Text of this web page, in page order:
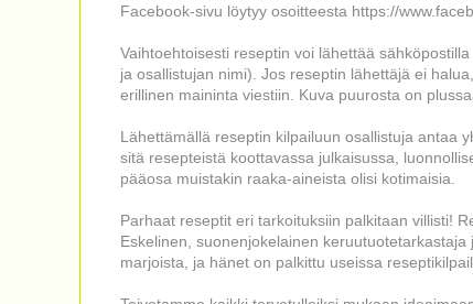
Facebook-sivu löytyy osoitteesta https://
Vaihtoehtoisesti reseptin voi lähettää
ja osallistujan nimi). Jos reseptin lähettäjä ei
erillinen maininta viestiin. Kuva puurosta on
Lähettämällä reseptin kilpailuun osallistuja antaa
sitä resepteistä koottavassa julkaisussa,
pääosa muistakin raaka-aineista olisi kotimaisia.
Parhaat reseptit eri tarkoituksiin palkitaan villisti!
Eskelinen, suonenjokelainen
marjoista, ja hänet on palkittu useissa